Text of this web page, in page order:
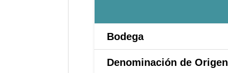
Bodega
Denominación de Origen